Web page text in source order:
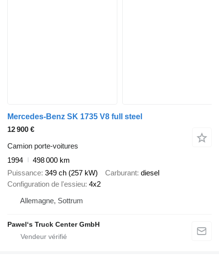
Mercedes-Benz SK 1735 V8 full steel
12 900 €
Camion porte-voitures
1994
498 000 km
Puissance 349 ch (257 kW) Carburant diesel
Configuration de l'essieu 4x2
Allemagne, Sottrum
Pawel‘s Truck Center GmbH